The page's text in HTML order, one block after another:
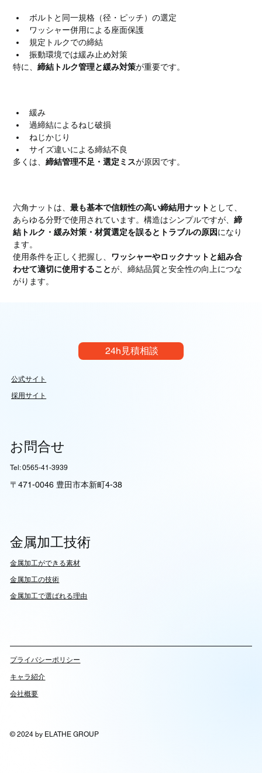
ボルトと同一規格（径・ピッチ）の選定
ワッシャー併用による座面保護
規定トルクでの締結
振動環境では緩み止め対策
特に、締結トルク管理と緩み対策が重要です。
緩み
過締結によるねじ破損
ねじかじり
サイズ違いによる締結不良
多くは、締結管理不足・選定ミスが原因です。
六角ナットは、最も基本で信頼性の高い締結用ナット として、
あらゆる分野で使用されています。構造はシンプルですが、締
結トルク・緩み対策・材質選定を誤るとトラブルの原因になり
ます。
使用条件を正しく把握し、 ワッシャーやロックナットと組み合
わせて適切に使用することが、締結品質と安全性の向上につな
がります。
24h見積相談
公式サイト
採用サイト
お問合せ
Tel: 0565-41-3939
〒471-0046 豊田市本新町4-38
金属加工技術
​金属加工ができる素材
​金属加工の技術
金属加工で選ばれる理由
© 2024 by ELATHE GROUP
​プライバシーポリシー
キャラ紹介
会社概要